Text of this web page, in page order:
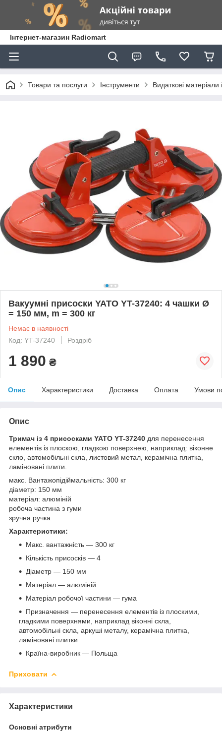
Інтернет-магазин Radiomart
Товари та послуги Інструменти Видаткові
Вакуумні присоски YATO YT-37240: 4 чашки Ø
= 150 мм, m = 300 кг
Немає в наявності
Код: YT-37240
Роздріб
1 890 ₴
Опис Характеристики Доставка Оплата Умови
Опис
Тримач із 4 присосками YATO YT-37240 для перенесення
елементів із плоскою, гладкою поверхнею, наприклад: віконне
скло, автомобільні скла, листовий метал, керамічна плитка,
ламіновані плити.
макс. Вантажопідіймальність: 300 кг
діаметр: 150 мм
матеріал: алюміній
робоча частина з гуми
зручна ручка
Характеристики:
Макс. вантажність — 300 кг
Кількість присосків — 4
Діаметр — 150 мм
Матеріал — алюміній
Матеріал робочої частини — гума
Призначення — перенесення елементів із плоскими,
гладкими поверхнями, наприклад віконні скла,
автомобільні скла, аркуші металу, керамічна плитка,
ламіновані плитки
Країна-виробник — Польща
Приховати
Характеристики
Основні атрибути